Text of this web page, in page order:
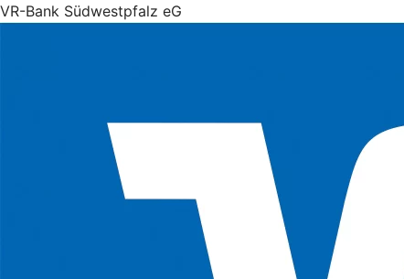
VR-Bank Südwestpfalz eG